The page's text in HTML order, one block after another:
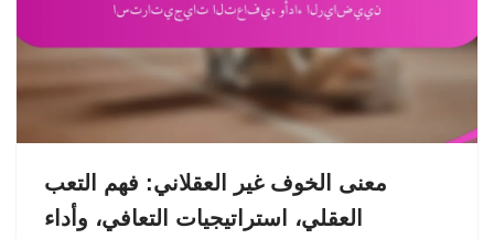
معنى الخوف غير العقلاني: فهم التعب
العقلي، استراتيجيات التعافي، وأداء